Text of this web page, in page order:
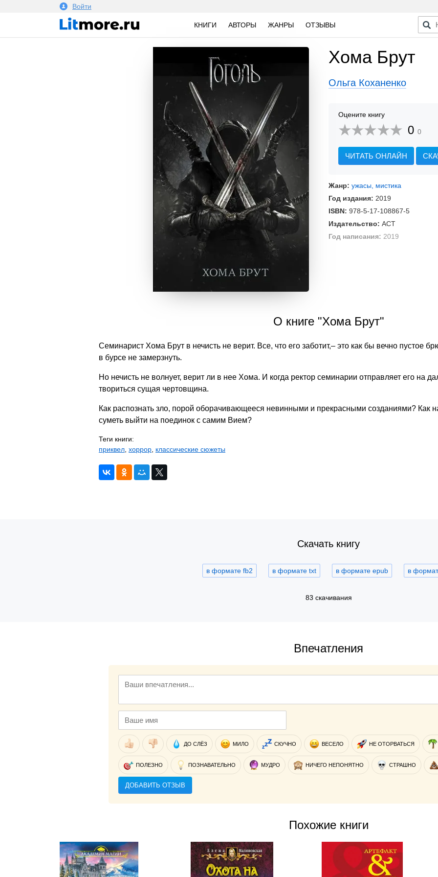
Войти
КНИГИ АВТОРЫ ЖАНРЫ ОТЗЫВЫ
Хома Брут
Ольга Коханенко
Оцените книгу
0 0
ЧИТАТЬ ОНЛАЙН
Жанр: ужасы, мистика
Год издания: 2019
ISBN: 978-5-17-108867-5
Издательство: АСТ
Год написания: 2019
О книге "Хома Брут"
Семинарист Хома Брут в нечисть не верит. Все, что его заботит,– это как бы вечно пустое
в бурсе не замерзнуть.
Но нечисть не волнует, верит ли в нее Хома. И когда ректор семинарии отправляет его на
твориться сущая чертовщина.
Как распознать зло, порой оборачивающееся невинными и прекрасными созданиями? Как
суметь выйти на поединок с самим Вием?
Теги книги:
приквел хоррор классические сюжеты
Скачать книгу
в формате fb2 в формате txt в формате epub в
83 скачивания
Впечатления
ДО СЛЁЗ МИЛО СКУЧНО ВЕСЕЛО НЕ ОТОРВАТЬСЯ
ПОЛЕЗНО ПОЗНАВАТЕЛЬНО МУДРО НИЧЕГО НЕПОНЯТНО СТРАШНО
ДОБАВИТЬ ОТЗЫВ
Похожие книги